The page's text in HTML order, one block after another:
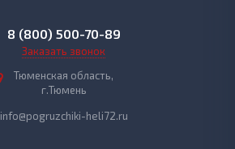
8 (800) 500-70-89
Заказать звонок
Тюменская область,
г.Тюмень
info@pogruzchiki-heli72.ru